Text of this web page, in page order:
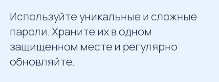
Используйте уникальные и сложные
пароли. Храните их в одном
защищенном месте и регулярно
обновляйте.